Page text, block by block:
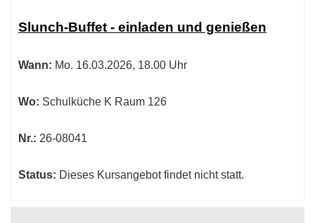
Tabellenüberschriften
können
werden.
Slunch-Buffet - einladen und genießen
Wann: Mo. 16.03.2026, 18.00 Uhr
Wo: Schulküche K Raum 126
Nr.: 26-08041
Status: Dieses Kursangebot findet nicht statt.